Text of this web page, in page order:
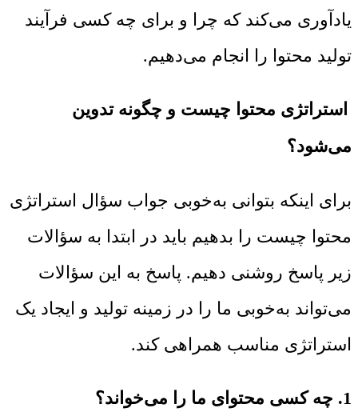
یادآوری می‌کند که چرا و برای چه کسی فرآیند
تولید محتوا را انجام می‌دهیم.
استراتژی محتوا چیست و چگونه تدوین
می‌شود؟
برای اینکه بتوانی به‌خوبی جواب سؤال استراتژی
محتوا چیست را بدهیم باید در ابتدا به سؤالات
زیر پاسخ روشنی دهیم. پاسخ به این سؤالات
می‌تواند به‌خوبی ما را در زمینه تولید و ایجاد یک
استراتژی مناسب همراهی کند.
1. چه کسی محتوای ما را می‌خواند؟